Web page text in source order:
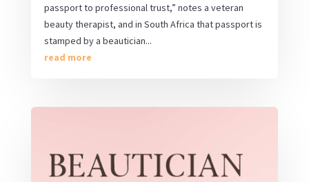
passport to professional trust,” notes a veteran
beauty therapist, and in South Africa that passport is
stamped by a beautician...
read more